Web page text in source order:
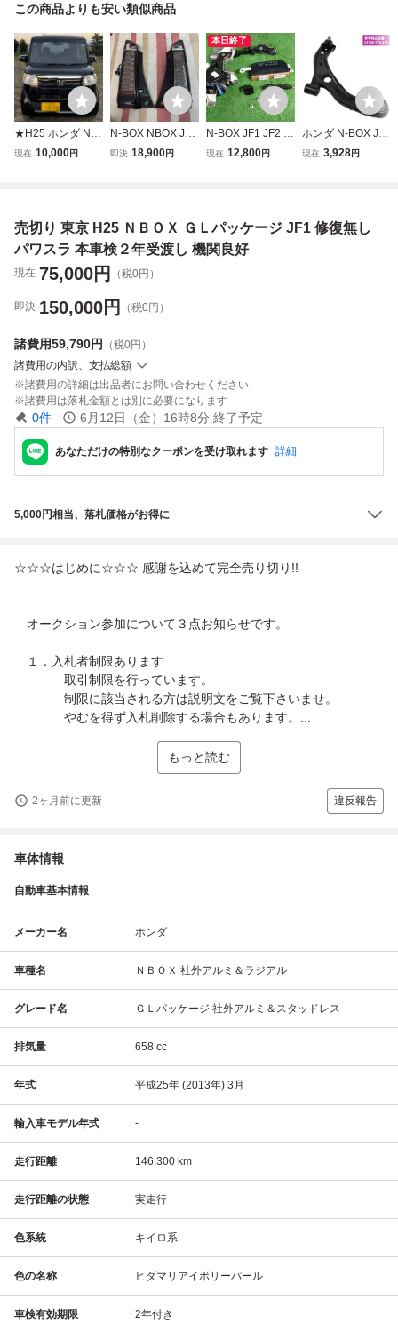
この商品よりも安い類似商品
★H25 ホンダ N-B
OX G SSパッケー
現在 10,000円
N-BOX NBOX JF2
JF1 クリスタルア
即決 18,900円
本日終了
N-BOX JF1 JF2 パ
ワー スライド ド
-9030-M1付 パ
ワスラ 5B24
現在 12,800円
ホンダ N-BOX JF1
JF2 フロント ロア
ンターボ NA 1本
現在 3,928円
売切り 東京 H25 ＮＢＯＸ ＧＬパッケージ JF1 修復無し
パワスラ 本車検２年受渡し 機関良好
現在 75,000円 （税0円）
即決 150,000円 （税0円）
諸費用59,790円
（税0円）
諸費用の内訳、支払総額
諸費用の詳細は出品者にお問い合わせください
諸費用は落札金額とは別に必要になります
0件 6月12日（金）16時8分 終了予定
あなただけの特別なクーポンを受け取れます 詳細
5,000円相当、落札価格がお得に
☆☆☆はじめに☆☆☆ 感謝を込めて完全売り切り!!
オークション参加について３点お知らせです。
１．入札者制限あります
取引制限を行っています。
制限に該当される方は説明文をご覧下さいませ。
やむを得ず入札削除する場合もあります。...
もっと読む
2ヶ月前に更新 違反報告
車体情報
自動車基本情報
メーカー名 ホンダ
車種名 ＮＢＯＸ 社外アルミ＆ラジアル
グレード名 ＧＬパッケージ 社外アルミ＆スタッドレス
排気量 658 cc
年式 平成25年 (2013年) 3月
輸入車モデル年式 -
走行距離 146,300 km
走行距離の状態 実走行
色系統 キイロ系
色の名称 ヒダマリアイボリーパール
車検有効期限 2年付き